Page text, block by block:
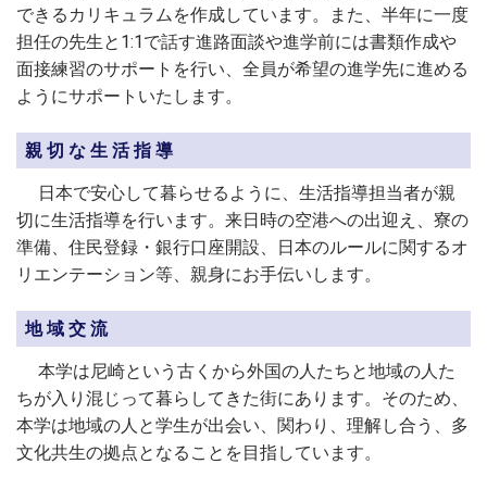
できるカリキュラムを作成しています。また、半年に一度
担任の先生と1:1で話す進路面談や進学前には書類作成や
面接練習のサポートを行い、全員が希望の進学先に進める
ようにサポートいたします。
親切な生活指導
日本で安心して暮らせるように、生活指導担当者が親
切に生活指導を行います。来日時の空港への出迎え、寮の
準備、住民登録・銀行口座開設、日本のルールに関するオ
リエンテーション等、親身にお手伝いします。
地域交流
本学は尼崎という古くから外国の人たちと地域の人た
ちが入り混じって暮らしてきた街にあります。そのため、
本学は地域の人と学生が出会い、関わり、理解し合う、多
文化共生の拠点となることを目指しています。